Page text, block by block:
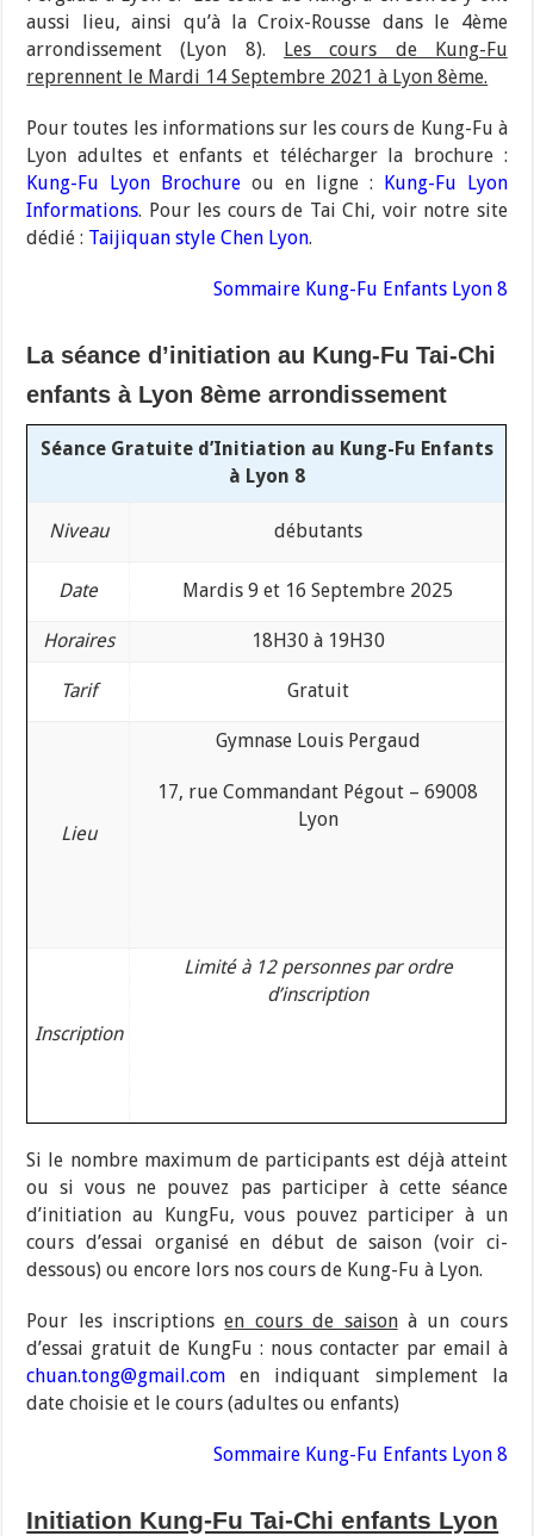
aussi lieu, ainsi qu’à la Croix-Rousse dans le 4ème
arrondissement (Lyon 8).
Les cours de Kung-Fu
reprennent le Mardi 14 Septembre 2021 à Lyon 8ème.
Pour toutes les informations sur les cours de Kung-Fu à
Lyon adultes et enfants et télécharger la brochure :
Kung-Fu Lyon Brochure ou en ligne :
Kung-Fu Lyon
Informations. Pour les cours de Tai Chi, voir notre site
dédié : Taijiquan style Chen Lyon.
Sommaire Kung-Fu Enfants Lyon 8
La séance d’initiation au Kung-Fu Tai-Chi
enfants à Lyon 8ème arrondissement
Séance Gratuite d’Initiation au Kung-Fu Enfants
à Lyon 8
Niveau débutants
Date Mardis 9 et 16 Septembre 2025
Horaires 18H30 à 19H30
Tarif Gratuit
Lieu
Gymnase Louis Pergaud
17, rue Commandant Pégout – 69008
Lyon
Inscription
Limité à 12 personnes par ordre
d’inscription
Si le nombre maximum de participants est déjà atteint
ou si vous ne pouvez pas participer à cette séance
d’initiation au KungFu, vous pouvez participer à un
cours d’essai organisé en début de saison (voir ci-
dessous) ou encore lors nos cours de Kung-Fu à Lyon.
Pour les inscriptionsen cours de saisonà un cours
d’essai gratuit de KungFu : nous contacter par email à
chuan.tong@gmail.com en indiquant simplement la
date choisie et le cours (adultes ou enfants)
Sommaire Kung-Fu Enfants Lyon 8
Initiation Kung-Fu Tai-Chi enfants Lyon